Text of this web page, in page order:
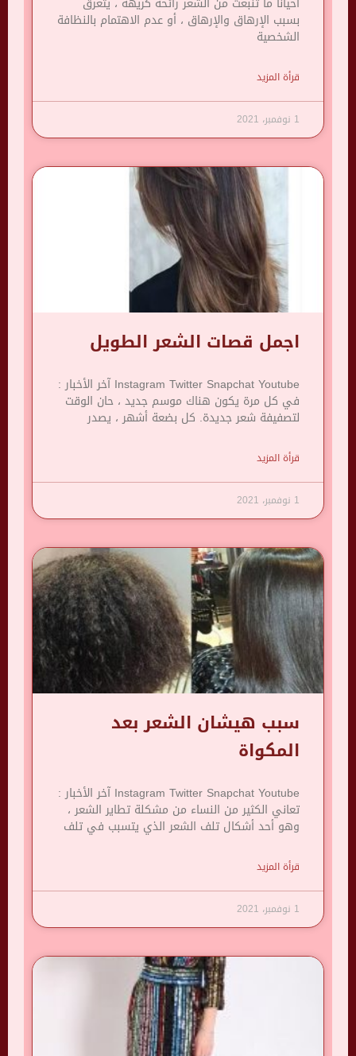
بسبب الإرهاق والإرهاق ، أو عدم الاهتمام بالنظافة
الشخصية
قرأة المزيد
1 نوفمبر، 2021
اجمل قصات الشعر الطويل
Instagram Twitter Snapchat Youtube آخر الأخبار :
في كل مرة يكون هناك موسم جديد ، حان الوقت
لتصفيفة شعر جديدة. كل بضعة أشهر ، يصدر
قرأة المزيد
1 نوفمبر، 2021
سبب هيشان الشعر بعد
المكواة
Instagram Twitter Snapchat Youtube آخر الأخبار :
تعاني الكثير من النساء من مشكلة تطاير الشعر ،
وهو أحد أشكال تلف الشعر الذي يتسبب في تلف
قرأة المزيد
1 نوفمبر، 2021